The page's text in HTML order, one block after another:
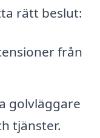
rätt beslut:
från
golvläggare
tjänster.